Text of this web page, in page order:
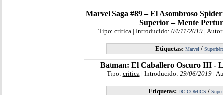
Marvel Saga #89 – El Asombroso
Superior – Mente
Tipo: critica | Introducido: 04/11/2019 |
Etiquetas: Marvel/
Batman: El Caballero Oscuro III -
Tipo: critica| Introducido: 29/06/2019|
Etiquetas: DC COMICS /